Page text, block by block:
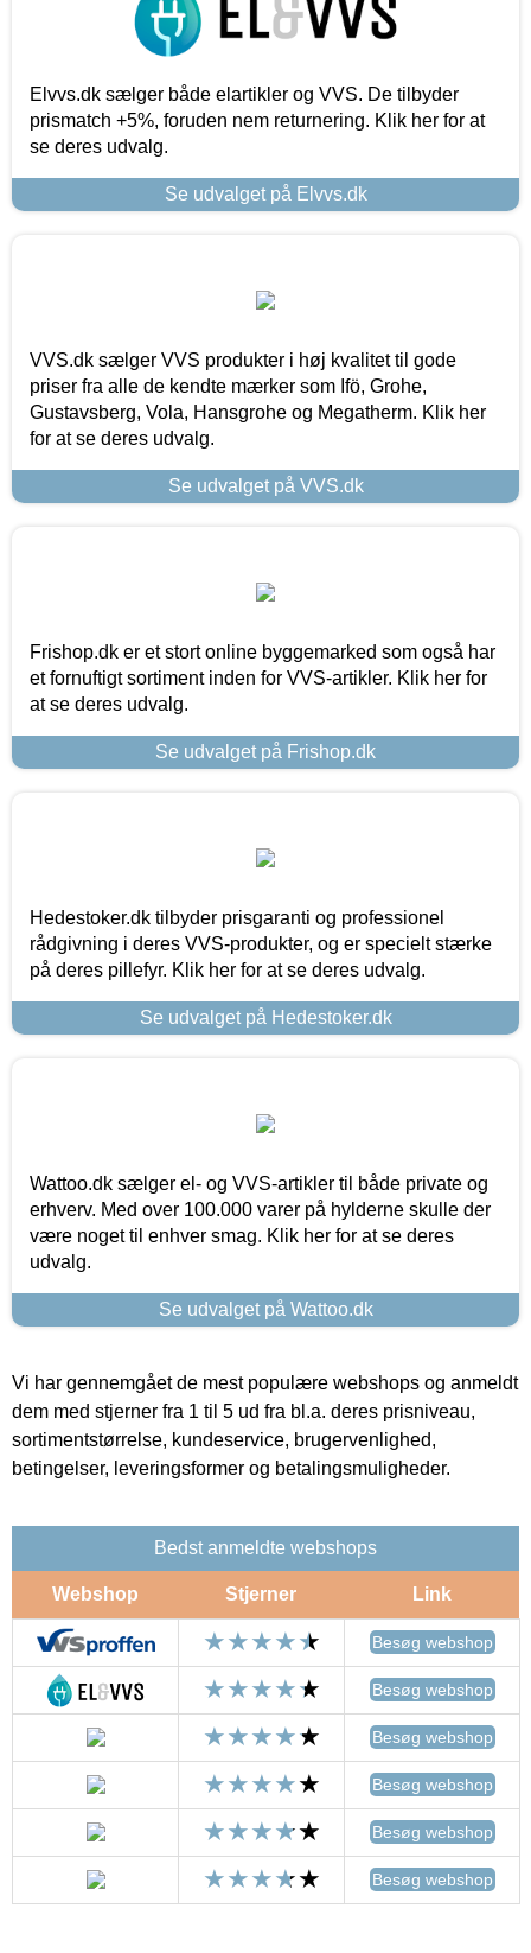
Elvvs.dk sælger både elartikler og VVS. De tilbyder
prismatch +5%, foruden nem returnering. Klik her for at
se deres udvalg.
Se udvalget på Elvvs.dk
VVS.dk sælger VVS produkter i høj kvalitet til gode
priser fra alle de kendte mærker som Ifö, Grohe,
Gustavsberg, Vola, Hansgrohe og Megatherm. Klik her
for at se deres udvalg.
Se udvalget på VVS.dk
Frishop.dk er et stort online byggemarked som også har
et fornuftigt sortiment inden for VVS-artikler. Klik her for
at se deres udvalg.
Se udvalget på Frishop.dk
Hedestoker.dk tilbyder prisgaranti og professionel
rådgivning i deres VVS-produkter, og er specielt stærke
på deres pillefyr. Klik her for at se deres udvalg.
Se udvalget på Hedestoker.dk
Wattoo.dk sælger el- og VVS-artikler til både private og
erhverv. Med over 100.000 varer på hylderne skulle der
være noget til enhver smag. Klik her for at se deres
udvalg.
Se udvalget på Wattoo.dk
Vi har gennemgået de mest populære webshops og anmeldt
dem med stjerner fra 1 til 5 ud fra bl.a. deres prisniveau,
sortimentstørrelse, kundeservice, brugervenlighed,
betingelser, leveringsformer og betalingsmuligheder.
Bedst anmeldte webshops
Webshop Stjerner Link
Besøg webshop
Besøg webshop
Besøg webshop
Besøg webshop
Besøg webshop
Besøg webshop